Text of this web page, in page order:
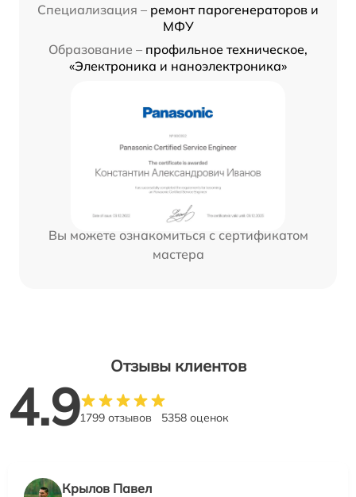
Специализация – ремонт парогенераторов и
МФУ
Образование – профильное техническое,
«Электроника и наноэлектроника»
Вы можете ознакомиться с сертификатом
мастера
Отзывы клиентов
4.91799 отзывов 5358 оценок
Крылов Павел